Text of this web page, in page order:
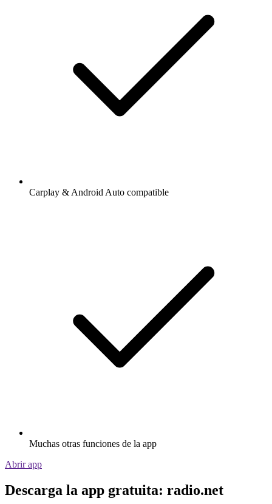
Carplay & Android Auto compatible
Muchas otras funciones de la app
Abrir app
Descarga la app gratuita: radio.net